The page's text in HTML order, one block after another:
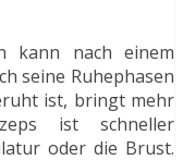
kann nach einem
seine Ruhephasen
ist, bringt mehr
ist schneller
oder die Brust.